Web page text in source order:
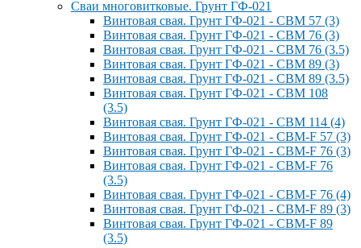
Сваи многовитковые. Грунт ГФ-021
Винтовая свая. Грунт ГФ-021 - СВМ 57 (3)
Винтовая свая. Грунт ГФ-021 - СВМ 76 (3)
Винтовая свая. Грунт ГФ-021 - СВМ 76 (3.5)
Винтовая свая. Грунт ГФ-021 - СВМ 89 (3)
Винтовая свая. Грунт ГФ-021 - СВМ 89 (3.5)
Винтовая свая. Грунт ГФ-021 - СВМ 108
(3.5)
Винтовая свая. Грунт ГФ-021 - СВМ 114 (4)
Винтовая свая. Грунт ГФ-021 - СВМ-F 57 (3)
Винтовая свая. Грунт ГФ-021 - СВМ-F 76 (3)
Винтовая свая. Грунт ГФ-021 - СВМ-F 76
(3.5)
Винтовая свая. Грунт ГФ-021 - СВМ-F 76 (4)
Винтовая свая. Грунт ГФ-021 - СВМ-F 89 (3)
Винтовая свая. Грунт ГФ-021 - СВМ-F 89
(3.5)